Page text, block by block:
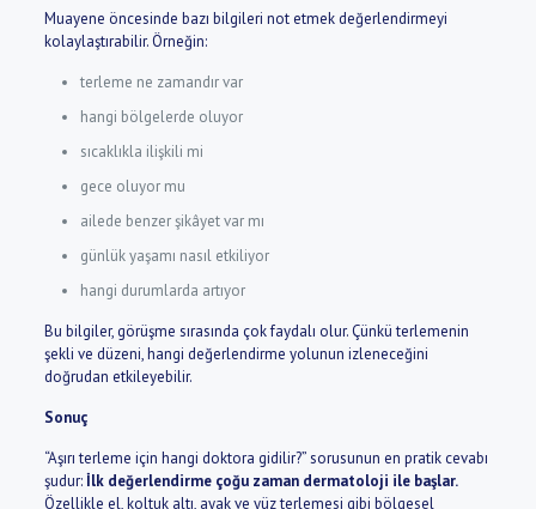
Muayene öncesinde bazı bilgileri not etmek değerlendirmeyi
kolaylaştırabilir. Örneğin:
terleme ne zamandır var
hangi bölgelerde oluyor
sıcaklıkla ilişkili mi
gece oluyor mu
ailede benzer şikâyet var mı
günlük yaşamı nasıl etkiliyor
hangi durumlarda artıyor
Bu bilgiler, görüşme sırasında çok faydalı olur. Çünkü terlemenin
şekli ve düzeni, hangi değerlendirme yolunun izleneceğini
doğrudan etkileyebilir.
Sonuç
“Aşırı terleme için hangi doktora gidilir?” sorusunun en pratik cevabı
şudur:İlk değerlendirme çoğu zaman dermatoloji ile başlar.
Özellikle el, koltuk altı, ayak ve yüz terlemesi gibi bölgesel